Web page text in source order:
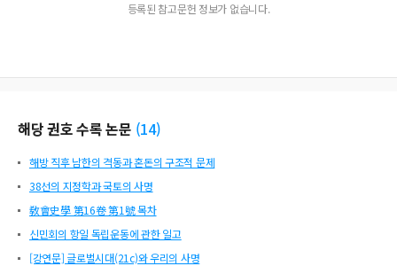
등록된 참고문헌 정보가 없습니다.
해당 권호 수록 논문 (14)
해방 직후 남한의 격동과 혼돈의 구조적 문제
38선의 지정학과 국토의 사명
敎會史學 第16卷 第1號 목차
신민회의 항일 독립운동에 관한 일고
[강연문] 글로벌시대(21c)와 우리의 사명